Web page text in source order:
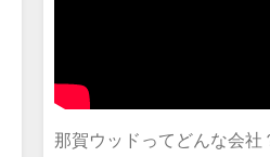
那賀ウッドってどんな会